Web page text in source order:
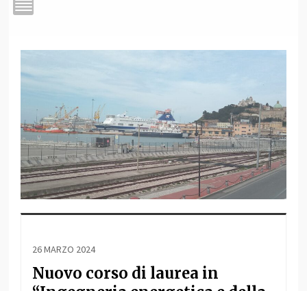
26 MARZO 2024
Nuovo corso di laurea in